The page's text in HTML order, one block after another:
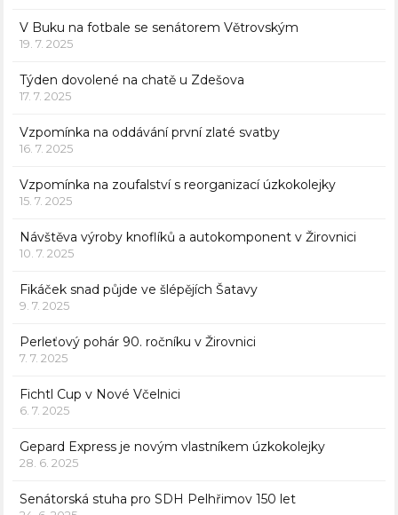
V Buku na fotbale se senátorem Větrovským
19. 7. 2025
Týden dovolené na chatě u Zdešova
17. 7. 2025
Vzpomínka na oddávání první zlaté svatby
16. 7. 2025
Vzpomínka na zoufalství s reorganizací úzkokolejky
15. 7. 2025
Návštěva výroby knoflíků a autokomponent v Žirovnici
10. 7. 2025
Fikáček snad půjde ve šlépějích Šatavy
9. 7. 2025
Perleťový pohár 90. ročníku v Žirovnici
7. 7. 2025
Fichtl Cup v Nové Včelnici
6. 7. 2025
Gepard Express je novým vlastníkem úzkokolejky
28. 6. 2025
Senátorská stuha pro SDH Pelhřimov 150 let